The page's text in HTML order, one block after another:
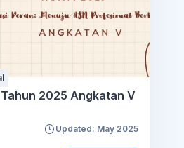
2025 Angkatan V
Updated: May 2025